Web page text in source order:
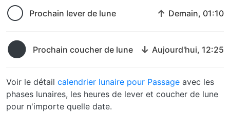
🌕 Prochain lever de lune ↑ Demain, 01:10
🌑 Prochain coucher de lune ↓ Aujourd'hui, 12:25
Voir le détail calendrier lunaire pour Passage avec les
phases lunaires, les heures de lever et coucher de lune
pour n'importe quelle date.